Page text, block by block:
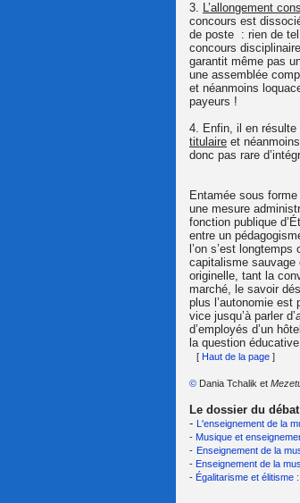
3. L’allongement
concours est
de poste : rien de
concours
garantit même pas
une assemblée
et néanmoins
payeurs !
4. Enfin, il en résulte
titulaire et
donc pas rare
Entamée sous forme
une mesure
fonction publique
entre un
l’on s’est
capitalisme sauvage
originelle, tant la
marché, le savoir
plus l’autonomie est
vice jusqu’à parler d’
d’employés d’un
la question
[ Haut de la page ]
© Dania Tchalik et
Le dossier du
- L'enseignement de la
- Musique et
- Enseignement de la
- Enseignement de la
- Égalitarisme et élitisme